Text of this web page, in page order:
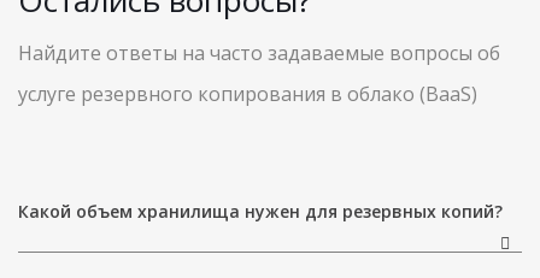
Найдите ответы на часто задаваемые вопросы об
услуге резервного копирования в облако (BaaS)
Какой объем хранилища нужен для резервных копий?